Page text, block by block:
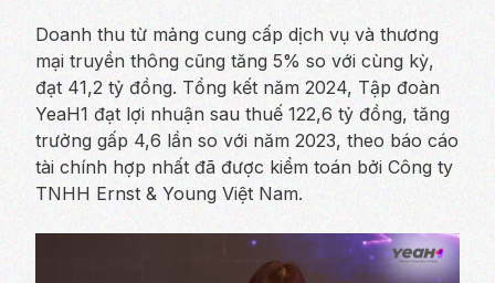
Doanh thu từ mảng cung cấp dịch vụ và thương
mại truyền thông cũng tăng 5% so với cùng kỳ,
đạt 41,2 tỷ đồng. Tổng kết năm 2024, Tập đoàn
YeaH1 đạt lợi nhuận sau thuế 122,6 tỷ đồng, tăng
trưởng gấp 4,6 lần so với năm 2023, theo báo cáo
tài chính hợp nhất đã được kiểm toán bởi Công ty
TNHH Ernst & Young Việt Nam.